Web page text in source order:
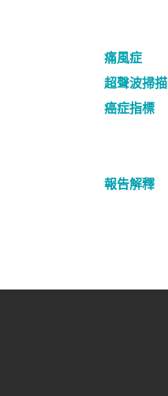
痛風症
超聲波掃描
癌症指標
報告解釋